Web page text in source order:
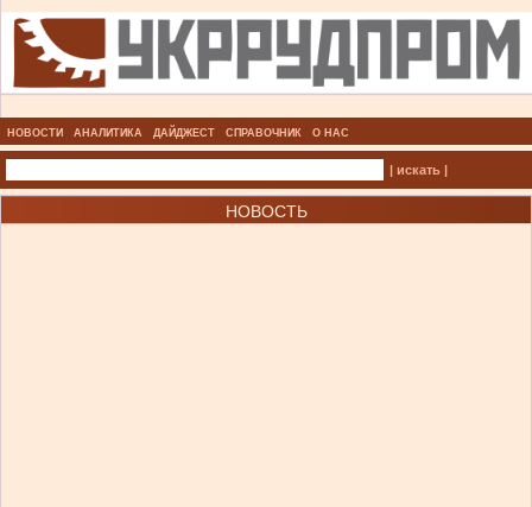
НОВОСТИ АНАЛИТИКА ДАЙДЖЕСТ СПРАВОЧНИК О НАС
| искать |
НОВОСТЬ